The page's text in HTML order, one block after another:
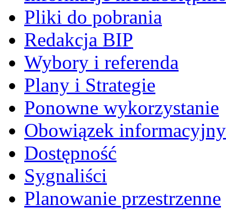
Pliki do pobrania
Redakcja BIP
Wybory i referenda
Plany i Strategie
Ponowne wykorzystanie
Obowiązek informacyjny
Dostępność
Sygnaliści
Planowanie przestrzenne